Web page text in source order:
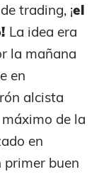
trading, ¡el
La idea era
la mañana
en
alcista
de la
en
primer buen